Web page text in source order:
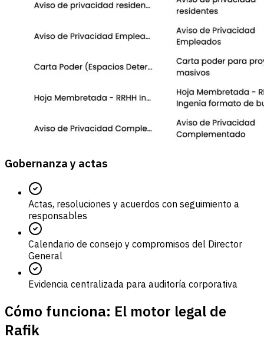
Gobernanza y actas
Actas, resoluciones y acuerdos con seguimiento a
responsables
Calendario de consejo y compromisos del Director
General
Evidencia centralizada para auditoría corporativa
Cómo funciona: El motor legal de
Rafik